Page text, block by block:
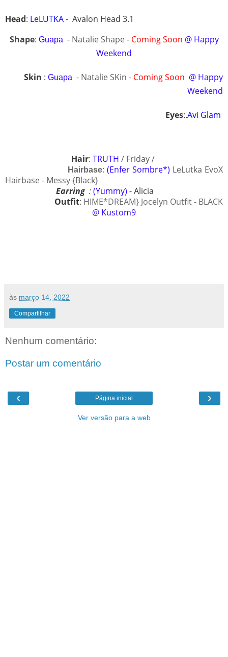
Head: LeLUTKA- Avalon Head 3.1
Shape: Guapa- Natalie Shape - Coming Soon @ Happy
Weekend
Skin : Guapa - Natalie SKin - ComingSoon @ Happy
Weekend
Eyes:.Avi Glam
Hair: TRUTH / Friday /
Hairbase:(Enfer Sombre*) LeLutka EvoX
Hairbase - Messy {Black}
Earring :(Yummy) - Alicia
Outfit: HIME*DREAM} Jocelyn Outfit - BLACK
@ Kustom9
às março 14, 2022
Compartilhar
Nenhum comentário:
Postar um comentário
‹ ›
Página inicial
Ver versão para a web